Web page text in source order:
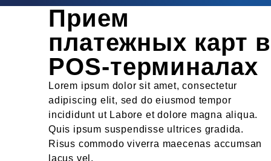
Прием
платежных карт в
POS-терминалах
Lorem ipsum dolor sit amet, consectetur
adipiscing elit, sed do eiusmod tempor
incididunt ut Labore et dolore magna aliqua.
Quis ipsum suspendisse ultrices gradida.
Risus commodo viverra maecenas accumsan
lacus vel.